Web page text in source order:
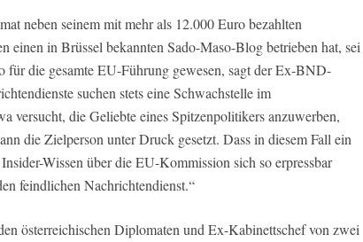
neben seinem mit mehr als 12.000 Euro bezahlten
einen in Brüssel bekannten Sado-Maso-Blog betrieben hat, sei
für die gesamte EU-Führung gewesen, sagt der Ex-BND-
suchen stets eine Schwachstelle im
versucht, die Geliebte eines Spitzenpolitikers anzuwerben,
die Zielperson unter Druck gesetzt. Dass in diesem Fall ein
Wissen über die EU-Kommission sich so erpressbar
feindlichen Nachrichtendienst.“
österreichischen Diplomaten und Ex-Kabinettschef von zwei